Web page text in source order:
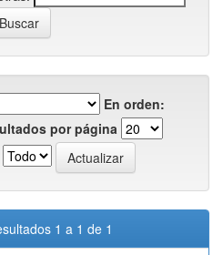
En orden:
por página
1 a 1 de 1